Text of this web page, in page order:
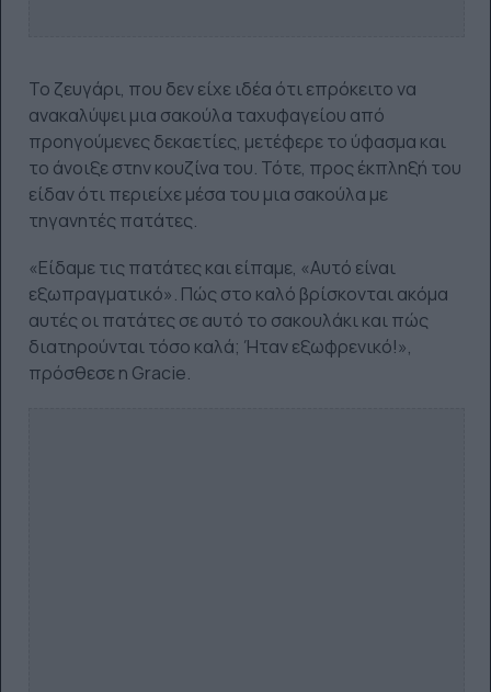
Το ζευγάρι, που δεν είχε ιδέα ότι επρόκειτο να
ανακαλύψει μια σακούλα ταχυφαγείου από
προηγούμενες δεκαετίες, μετέφερε το ύφασμα και
το άνοιξε στην κουζίνα του. Τότε, προς έκπληξή του
είδαν ότι περιείχε μέσα του μια σακούλα με
τηγανητές πατάτες.
«Είδαμε τις πατάτες και είπαμε, «Αυτό είναι
εξωπραγματικό». Πώς στο καλό βρίσκονται ακόμα
αυτές οι πατάτες σε αυτό το σακουλάκι και πώς
διατηρούνται τόσο καλά; Ήταν εξωφρενικό!»,
πρόσθεσε η Gracie.